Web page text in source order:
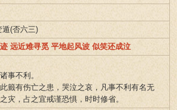
遁(否六三)
远近难寻觅 平地起风波 似笑还成泣
诸事不利。
此籤有伤亡之患，哭泣之哀，凡事不利有名无
灾，占之宜戒谨恐惧，时时修省。